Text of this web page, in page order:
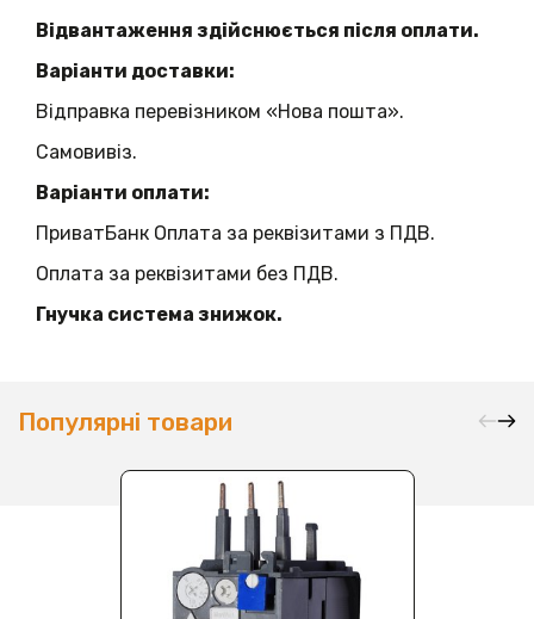
Відвантаження здійснюється після оплати.
Варіанти доставки:
Відправка перевізником «Нова пошта».
Самовивіз.
Варіанти оплати:
ПриватБанк Оплата за реквізитами з ПДВ.
Оплата за реквізитами без ПДВ.
Гнучка система знижок.
Популярні товари